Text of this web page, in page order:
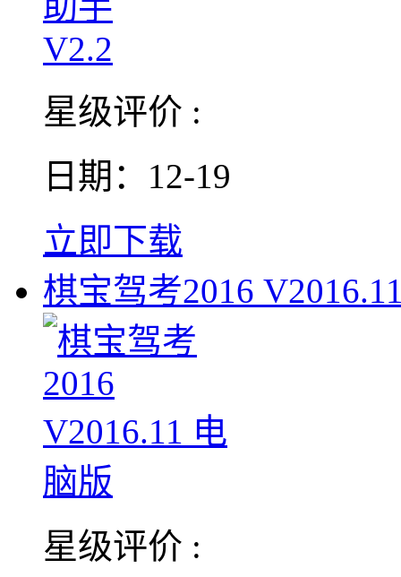
星级评价 :
日期：12-19
立即下载
棋宝驾考2016
星级评价 :